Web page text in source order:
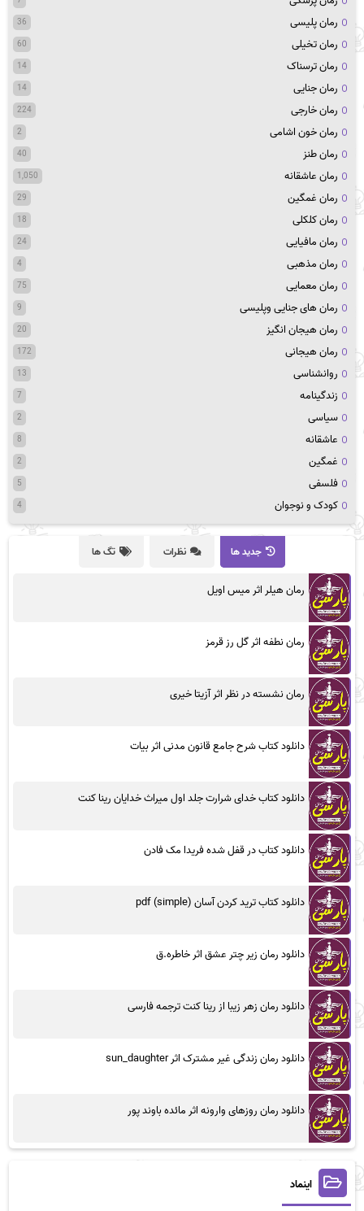
رمان پلیسی 36
رمان تخیلی 60
رمان ترسناک 14
رمان جنایی 14
رمان خارجی 224
رمان خون اشامی 2
رمان طنز 40
رمان عاشقانه 1,050
رمان غمگین 29
رمان کلکلی 18
رمان مافیایی 24
رمان مذهبی 4
رمان معمایی 75
رمان های جنایی وپلیسی 9
رمان هیجان انگیز 20
رمان هیجانی 172
روانشناسی 13
زندگینامه 7
سیاسی 2
عاشقانه 8
غمگین 2
فلسفی 5
کودک و نوجوان 4
جدید ها نظرات تگ ها
رمان هیلر اثر میس اویل
رمان نطفه اثر گل رز قرمز
رمان نشسته در نظر اثر آزیتا خیری
دانلود کتاب شرح جامع قانون مدنی اثر بیات
دانلود کتاب خدای شرارت جلد اول میراث خدایان رینا کنت
دانلود کتاب در قفل شده فریدا مک فادن
دانلود کتاب ترید کردن آسان (simple) pdf
دانلود رمان زیر چتر عشق اثر خاطره.ق
دانلود رمان زهر زیبا از رینا کنت ترجمه فارسی
دانلود رمان زندگی غیر مشترک اثر sun_daughter
دانلود رمان روزهای وارونه اثر مائده باوند پور
اینماد